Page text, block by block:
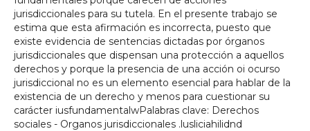
jurisdiccionales para su tutela. En el presente trabajo se
estima que esta afirmación es incorrecta, puesto que
existe evidencia de sentencias dictadas por órganos
jurisdiccionales que dispensan una protección a aquellos
derechos y porque la presencia de una acción oi ocurso
jurisdiccional no es un elemento esencial para hablar de la
existencia de un derecho y menos para cuestionar su
carácter iusfundamentalwPalabras clave: Derechos
sociales - Organos jurisdiccionales .lusliciahilidnd